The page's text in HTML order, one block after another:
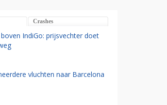
Crashes
IndiGo: prijsvechter doet
vluchten naar Barcelona